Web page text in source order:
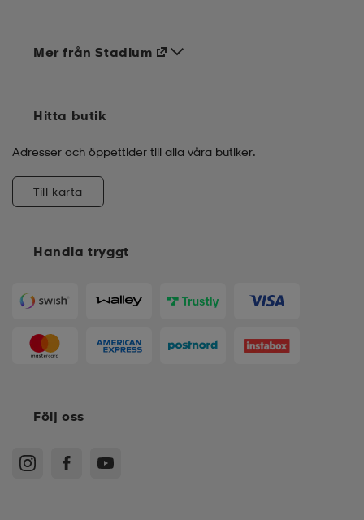
Handla tryggt
Mer från Stadium
Hitta butik
Adresser och öppettider till alla våra butiker.
Till karta
Följ oss